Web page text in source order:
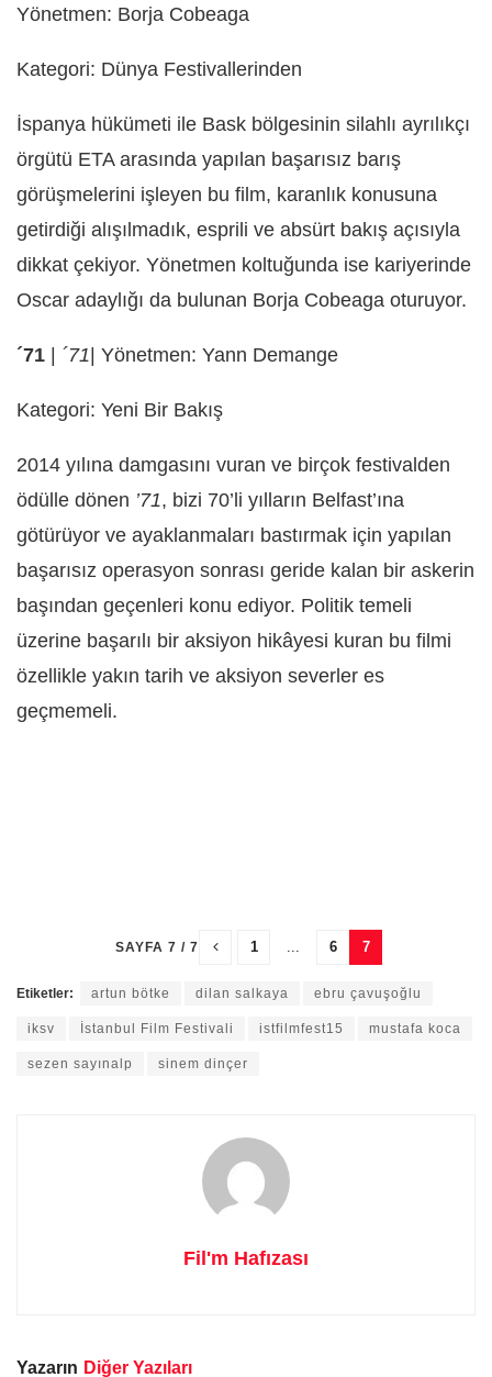
Yönetmen: Borja Cobeaga
Kategori: Dünya Festivallerinden
İspanya hükümeti ile Bask bölgesinin silahlı ayrılıkçı
örgütü ETA arasında yapılan başarısız barış
görüşmelerini işleyen bu film, karanlık konusuna
getirdiği alışılmadık, esprili ve absürt bakış açısıyla
dikkat çekiyor. Yönetmen koltuğunda ise kariyerinde
Oscar adaylığı da bulunan Borja Cobeaga oturuyor.
´71 | ´71| Yönetmen: Yann Demange
Kategori: Yeni Bir Bakış
2014 yılına damgasını vuran ve birçok festivalden
ödülle dönen ’71, bizi 70’li yılların Belfast’ına
götürüyor ve ayaklanmaları bastırmak için yapılan
başarısız operasyon sonrası geride kalan bir askerin
başından geçenleri konu ediyor. Politik temeli
üzerine başarılı bir aksiyon hikâyesi kuran bu filmi
özellikle yakın tarih ve aksiyon severler es
geçmemeli.
SAYFA 7 / 7 1 ... 6 7
Etiketler: artun bötke dilan salkaya ebru çavuşoğlu
iksv İstanbul Film Festivali istfilmfest15 mustafa koca
sezen sayınalp sinem dinçer
Fil'm Hafızası
Yazarın Diğer Yazıları